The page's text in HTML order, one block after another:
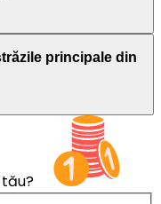
principale din